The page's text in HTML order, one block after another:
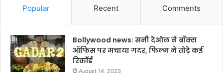
Popular Recent Comments
Bollywood news: सनी देओल ने बॉक्स
ऑफिस पर मचाया गदर, फिल्म ने तोड़े कई
रिकॉर्ड
August 14, 2023